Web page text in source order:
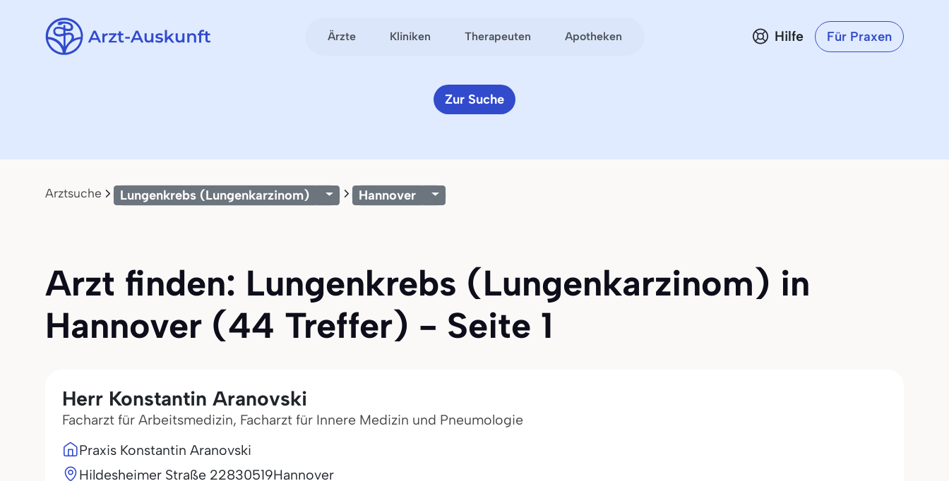
Ärzte Kliniken Therapeuten Apotheken Hilfe Für Praxen
Zur Suche
Arztsuche Lungenkrebs (Lungenkarzinom) Hannover
Arzt finden: Lungenkrebs (Lungenkarzinom) in
Hannover (44 Treffer) - Seite 1
Herr Konstantin Aranovski
Facharzt für Arbeitsmedizin, Facharzt für Innere Medizin und Pneumologie
Praxis Konstantin Aranovski
Hildesheimer Straße 22830519Hannover